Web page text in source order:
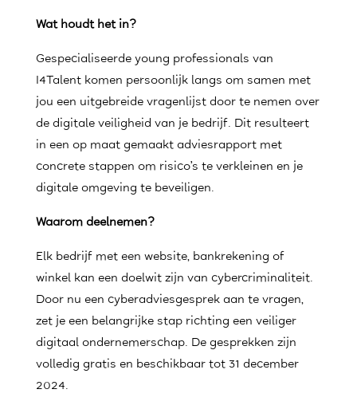
Wat houdt het in?
Gespecialiseerde young professionals van
I4Talent komen persoonlijk langs om samen met
jou een uitgebreide vragenlijst door te nemen over
de digitale veiligheid van je bedrijf. Dit resulteert
in een op maat gemaakt adviesrapport met
concrete stappen om risico’s te verkleinen en je
digitale omgeving te beveiligen.
Waarom deelnemen?
Elk bedrijf met een website, bankrekening of
winkel kan een doelwit zijn van cybercriminaliteit.
Door nu een cyberadviesgesprek aan te vragen,
zet je een belangrijke stap richting een veiliger
digitaal ondernemerschap. De gesprekken zijn
volledig gratis en beschikbaar tot 31 december
2024.